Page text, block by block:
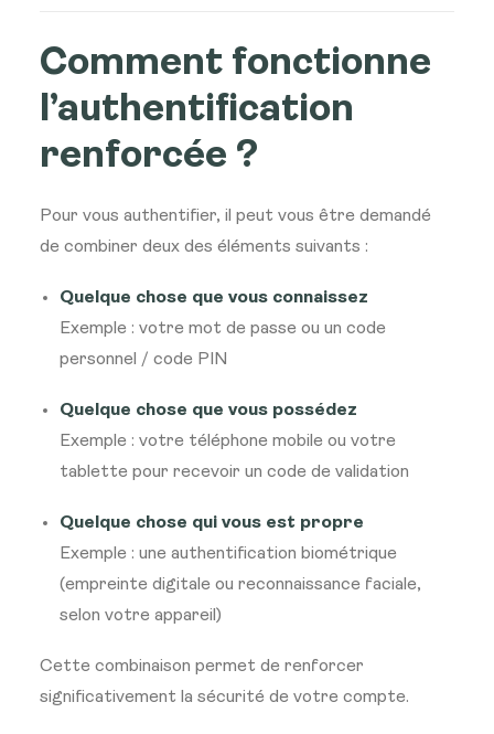
Comment fonctionne
l’authentification
renforcée ?
Pour vous authentifier, il peut vous être demandé
de combiner deux des éléments suivants :
Quelque chose que vous connaissez
Exemple : votre mot de passe ou un code
personnel / code PIN
Quelque chose que vous possédez
Exemple : votre téléphone mobile ou votre
tablette pour recevoir un code de validation
Quelque chose qui vous est propre
Exemple : une authentification biométrique
(empreinte digitale ou reconnaissance faciale,
selon votre appareil)
Cette combinaison permet de renforcer
significativement la sécurité de votre compte.